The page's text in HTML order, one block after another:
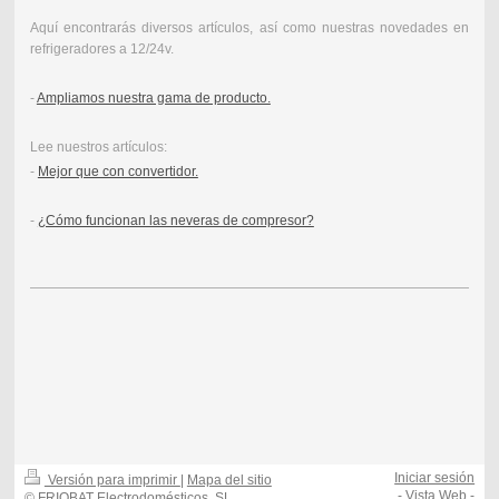
Aquí encontrarás diversos artículos, así como nuestras novedades en
refrigeradores a 12/24v.
-Ampliamos nuestra gama de producto.
Lee nuestros artículos:
- Mejor que con convertidor.
- ¿Cómo funcionan las neveras de compresor?
Versión para imprimir
Mapa del sitio
Iniciar sesión